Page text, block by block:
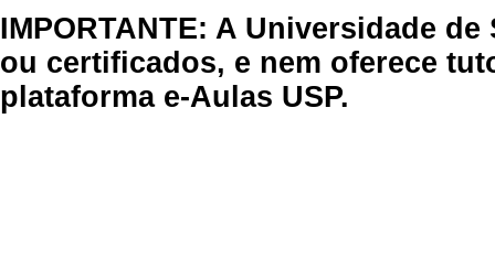
IMPORTANTE: A Universidade
ou certificados, e nem oferece
plataforma e-Aulas USP.